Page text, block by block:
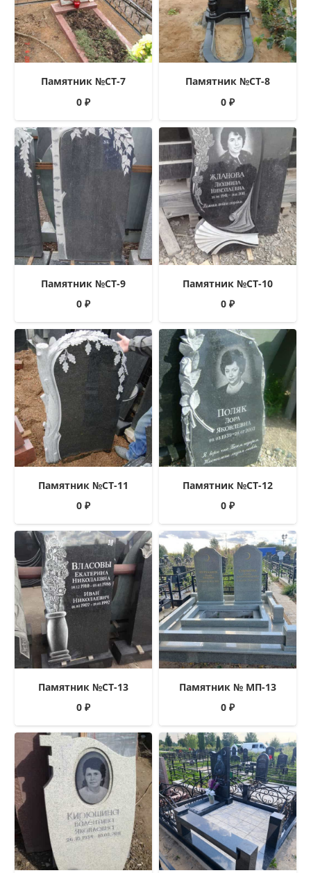
Памятник №СТ-7
0 ₽
Памятник №СТ-8
0 ₽
Памятник №СТ-9
0 ₽
Памятник №СТ-10
0 ₽
Памятник №СТ-11
0 ₽
Памятник №СТ-12
0 ₽
Памятник №СТ-13
0 ₽
Памятник № МП-13
0 ₽